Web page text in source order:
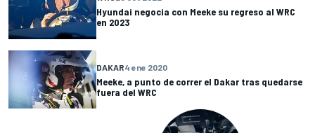
Hyundai negocia con Meeke su regreso al WRC
en 2023
DAKAR4 ene 2020
Meeke, a punto de correr el Dakar tras quedarse
fuera del WRC